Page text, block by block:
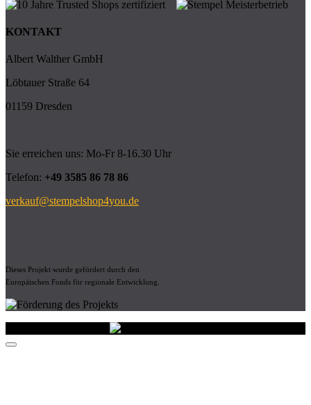
KONTAKT
Albert Walther GmbH
Löbtauer Straße 64
01159 Dresden
Sie erreichen uns: Mo-Fr 8-16.30 Uhr
Telefon: +49 3585 86 78 86
verkauf@stempelshop4you.de
Dieses Projekt wurde gefördert durch den
Europäischen Fonds für regionale Entwicklung.